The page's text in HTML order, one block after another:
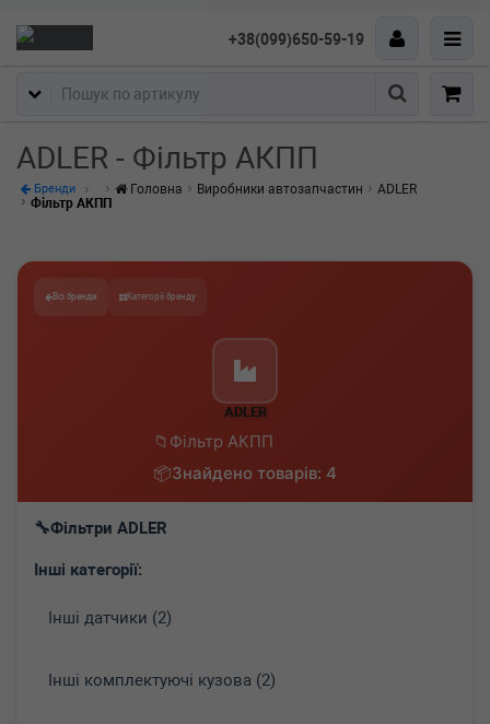
+38(099)650-59-19
Пошук
ADLER - Фільтр АКПП
Бренди Головна Виробники автозапчастин
ADLER
Фільтр АКПП
Всі бренди Категорії бренду
ADLER
Фільтр АКПП
Знайдено товарів: 4
Фільтри ADLER
Інші категорії:
Інші датчики (2)
Інші комплектуючі кузова (2)